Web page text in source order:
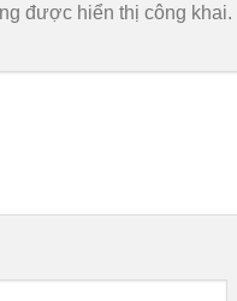
được hiển thị công khai.